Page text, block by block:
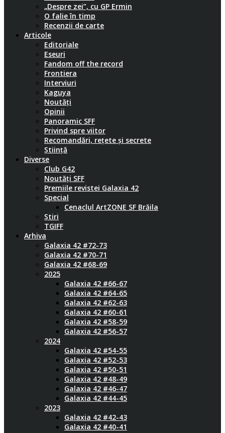
„Despre zei”, cu GP Ermin
O falie în timp
Recenzii de carte
Articole
Editoriale
Eseuri
Fandom off the record
Frontiera
Interviuri
Kaguya
Noutăți
Opinii
Panoramic SFF
Privind spre viitor
Recomandări, rețete și secrete
Știință
Diverse
Club G42
Noutăți SFF
Premiile revistei Galaxia 42
Special
Cenaclul ArtZONE SF Brăila
Știri
TGIFF
Arhiva
Galaxia 42 #72-73
Galaxia 42 #70-71
Galaxia 42 #68-69
2025
Galaxia 42 #66-67
Galaxia 42 #64-65
Galaxia 42 #62-63
Galaxia 42 #60-61
Galaxia 42 #58-59
Galaxia 42 #56-57
2024
Galaxia 42 #54-55
Galaxia 42 #52-53
Galaxia 42 #50-51
Galaxia 42 #48-49
Galaxia 42 #46-47
Galaxia 42 #44-45
2023
Galaxia 42 #42-43
Galaxia 42 #40-41